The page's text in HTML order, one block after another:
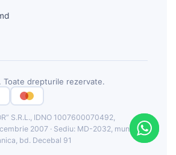
drepturile rezervate.
S.R.L., IDNO 1007600070492,
2007 · Sediu: MD-2032, mun.
bd. Decebal 91